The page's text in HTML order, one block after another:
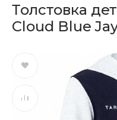
Толстовка
Cloud Blue